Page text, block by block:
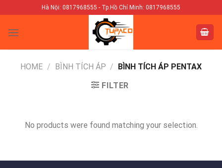
to
content
Hà Nội: 0817968555 - Tp.Hồ Chí Minh: 0817968555
HOME / BÌNH TÍCH ÁP / BÌNH TÍCH ÁP PENTAX
FILTER
No products were found matching your selection.